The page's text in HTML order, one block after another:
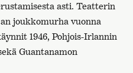
asti. Teatterin
joukkomurha vuonna
1946, Pohjois-Irlannin
Guantanamon